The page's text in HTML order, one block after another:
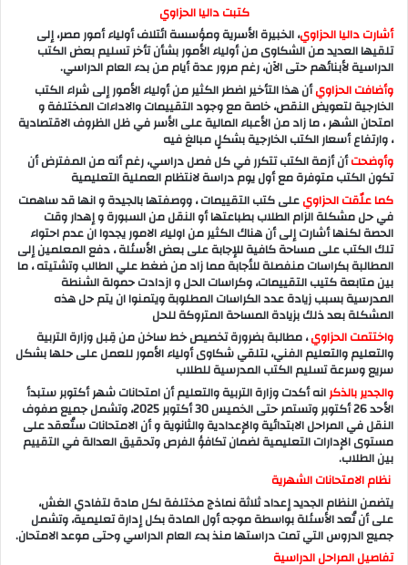
كتبت داليا الحزاوي
أشارت داليا الحزاوي، الخبيرة الأسرية ومؤسسة ائتلاف أولياء أمور مصر، إلى
تلقيها العديد من الشكاوى من أولياء الأمور بشأن تأخر تسليم بعض الكتب
الدراسية لأبنائهم حتى الآن، رغم مرور عدة أيام من بدء العام الدراسي.
وأضافت الحزاويأن هذا التأخير اضطر الكثير من أولياء الأمور إلى شراء الكتب
الخارجية لتعويض النقص، خاصة مع وجود التقييمات والاداءات المختلفة و
امتحان الشهر ، ما زاد من الأعباء المالية على الأسر في ظل الظروف الاقتصادية
، وارتفاع أسعار الكتب الخارجية بشكلٍ مبالغ فيه
وأوضحتأن أزمة الكتب تتكرر في كل فصل دراسي، رغم أنه من المفترض أن
تكون الكتب متوفرة مع أول يوم دراسة لانتظام العملية التعليمية
كما علّقت الحزاويعلى كتب التقييمات ، ووصفتها بالجيدة و انها قد ساهمت
في حل مشكلة الزام الطلاب بطباعتها أو النقل من السبورة و إهدار وقت
الحصة لكنها أشارت إلى أن هناك الكثير من اولياء الامور يجدوا ان عدم احتواء
تلك الكتب على مساحة كافية للإجابة على بعض الأسئلة ، دفع المعلمين إلى
المطالبة بكراسات منفصلة للأجابة مما زاد من ضغط علي الطالب وتشتيته ، ما
بين متابعة كتيب التقييمات، وكراسات الحل و ازدادت حمولة الشنطة
المدرسية بسبب زيادة عدد الكراسات المطلوبة ويتمنوا ان يتم حل هذه
المشكلة بعد ذلك بزيادة المساحة المتروكة للحل
واختتمت الحزاوي، مطالبة بضرورة تخصيص خط ساخن من قِبل وزارة التربية
والتعليم والتعليم الفني، لتلقي شكاوى أولياء الأمور للعمل على حلها بشكل
سريع وسرعة تسليم الكتب المدرسية للطلاب
والجدير بالذكرانه أكدت وزارة التربية والتعليم أن امتحانات شهر أكتوبر ستبدأ
الأحد 26 أكتوبر وتستمر حتى الخميس 30 أكتوبر 2025، وتشمل جميع صفوف
النقل في المراحل الابتدائية والإعدادية والثانوية و أن الامتحانات ستُعقد على
مستوى الإدارات التعليمية لضمان تكافؤ الفرص وتحقيق العدالة في التقييم
بين الطلاب.
نظام الامتحانات الشهرية
يتضمن النظام الجديد إعداد ثلاثة نماذج مختلفة لكل مادة لتفادي الغش،
على أن تُعد الأسئلة بواسطة موجه أول المادة بكل إدارة تعليمية، وتشمل
جميع الدروس التي تمت دراستها منذ بدء العام الدراسي وحتى موعد الامتحان.
تفاصيل المراحل الدراسية